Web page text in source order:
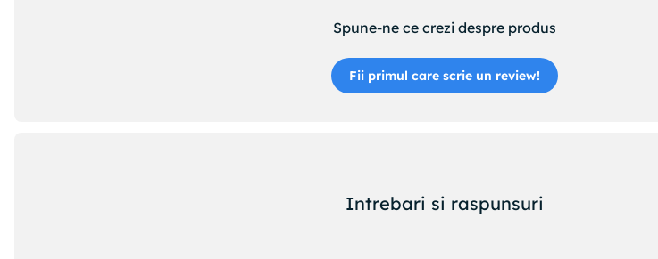
Spune-ne ce crezi despre produs
Fii primul care scrie un review!
Intrebari si raspunsuri